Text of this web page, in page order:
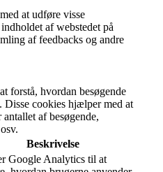
at udføre visse
af webstedet på
af feedbacks og andre
forstå, hvordan besøgende
Disse cookies hjælper med at
af besøgende,
Beskrivelse
Google Analytics til at